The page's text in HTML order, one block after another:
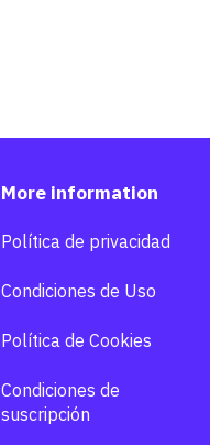
More information
Política de privacidad
Condiciones de Uso
Política de Cookies
Condiciones de
suscripción